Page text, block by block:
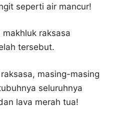
seperti air mancur!
raksasa
tersebut.
masing-masing
seluruhnya
lava merah tua!